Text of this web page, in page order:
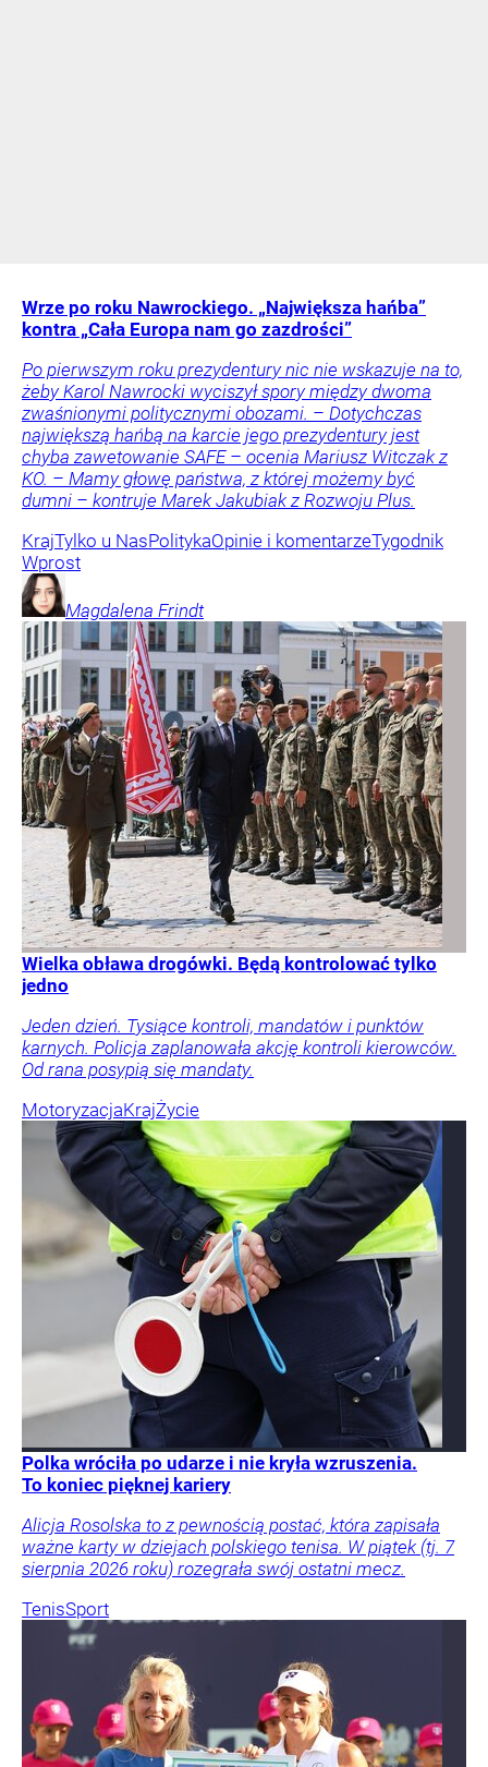
Wrze po roku Nawrockiego. „Największa hańba”
kontra „Cała Europa nam go zazdrości”
Po pierwszym roku prezydentury nic nie wskazuje na to,
żeby Karol Nawrocki wyciszył spory między dwoma
zwaśnionymi politycznymi obozami. – Dotychczas
największą hańbą na karcie jego prezydentury jest
chyba zawetowanie SAFE – ocenia Mariusz Witczak z
KO. – Mamy głowę państwa, z której możemy być
dumni – kontruje Marek Jakubiak z Rozwoju Plus.
KrajTylko u NasPolitykaOpinie i komentarzeTygodnik
Wprost
Magdalena Frindt
Wielka obława drogówki. Będą kontrolować tylko
jedno
Jeden dzień. Tysiące kontroli, mandatów i punktów
karnych. Policja zaplanowała akcję kontroli kierowców.
Od rana posypią się mandaty.
MotoryzacjaKrajŻycie
Polka wróciła po udarze i nie kryła wzruszenia.
To koniec pięknej kariery
Alicja Rosolska to z pewnością postać, która zapisała
ważne karty w dziejach polskiego tenisa. W piątek (tj. 7
sierpnia 2026 roku) rozegrała swój ostatni mecz.
TenisSport